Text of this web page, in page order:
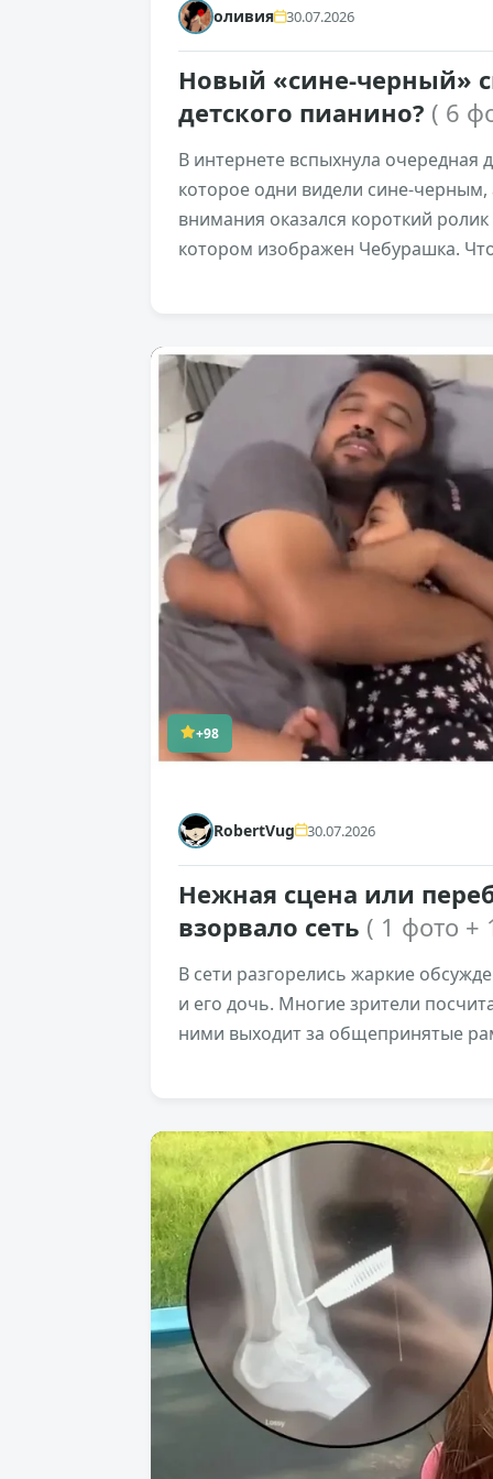
оливия 30.07.2026
Новый «сине-черный»
детского пианино? ( 6
В интернете вспыхнула
которое одни видели сине-
внимания оказался короткий
котором изображен Чебурашка.
+98
RobertVug 30.07.2026
Нежная сцена или
взорвало сеть ( 1 фото +
В сети разгорелись жаркие
и его дочь. Многие зрители
ними выходит за общепринятые